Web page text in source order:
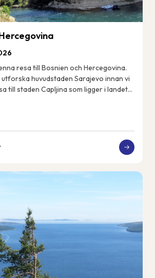
resa till Bosnien och Hercegovina.
huvudstaden Sarajevo innan vi
till staden Capljina som ligger i landets